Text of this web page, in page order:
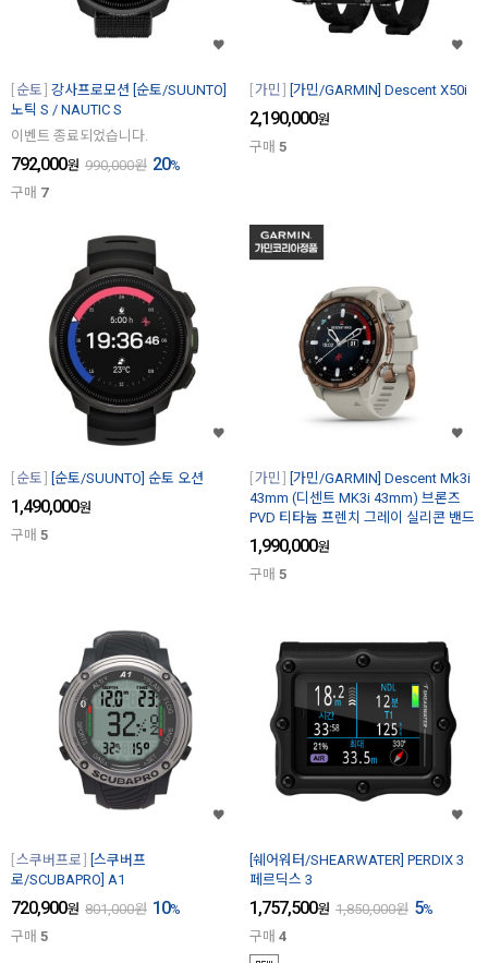
순토 강사프로모션 [순토/SUUNTO]
노틱 S / NAUTIC S
이벤트 종료되었습니다.
792,000원 990,000원 20%
구매 7
가민 [가민/GARMIN] Descent X50i
2,190,000원
구매 5
순토 [순토/SUUNTO] 순토 오션
1,490,000원
구매 5
가민
[가민/GARMIN] Descent Mk3i
43mm (디센트 MK3i 43mm) 브론즈
PVD 티타늄 프렌치 그레이 실리콘 밴드
1,990,000원
구매 5
스쿠버프로
[스쿠버프
로/SCUBAPRO] A1
720,900원 801,000원 10%
구매 5
[쉐어워터/SHEARWATER] PERDIX 3
페르딕스 3
1,757,500원 1,850,000원 5%
구매 4